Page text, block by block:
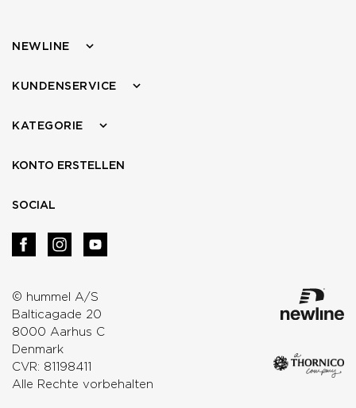
© hummel A/S
Balticagade 20
8000 Aarhus C
Denmark
CVR: 81198411
Alle Rechte vorbehalten
NEWLINE
KUNDENSERVICE
KATEGORIE
KONTO ERSTELLEN
SOCIAL